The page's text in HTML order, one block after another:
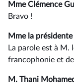
Mme Clémence
Bravo !
Mme la présidente
La parole est à M.
francophonie et
M. Thani